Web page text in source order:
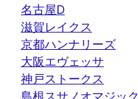
名古屋D
滋賀レイクス
京都ハンナリーズ
大阪エヴェッサ
神戸ストークス
島根スサノオマジック